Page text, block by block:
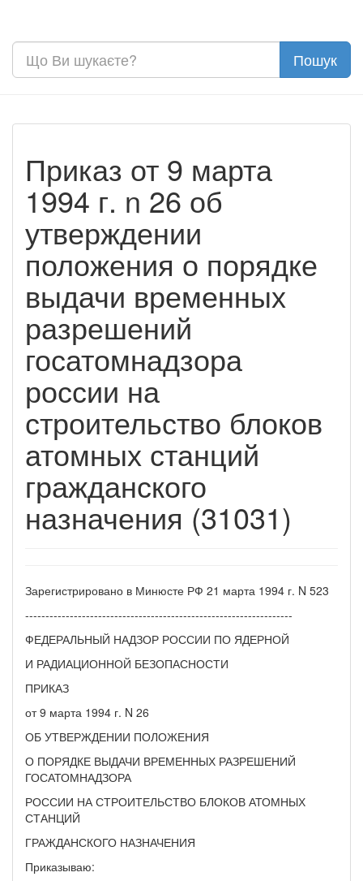
Приказ от 9 марта
1994 г. n 26 об
утверждении
положения о порядке
выдачи временных
разрешений
госатомнадзора
россии на
строительство блоков
атомных станций
гражданского
назначения (31031)
Зарегистрировано в Минюсте РФ 21 марта 1994 г. N 523
------------------------------------------------------------------
ФЕДЕРАЛЬНЫЙ НАДЗОР РОССИИ ПО ЯДЕРНОЙ
И РАДИАЦИОННОЙ БЕЗОПАСНОСТИ
ПРИКАЗ
от 9 марта 1994 г. N 26
ОБ УТВЕРЖДЕНИИ ПОЛОЖЕНИЯ
О ПОРЯДКЕ ВЫДАЧИ ВРЕМЕННЫХ РАЗРЕШЕНИЙ
ГОСАТОМНАДЗОРА
РОССИИ НА СТРОИТЕЛЬСТВО БЛОКОВ АТОМНЫХ
СТАНЦИЙ
ГРАЖДАНСКОГО НАЗНАЧЕНИЯ
Приказываю: